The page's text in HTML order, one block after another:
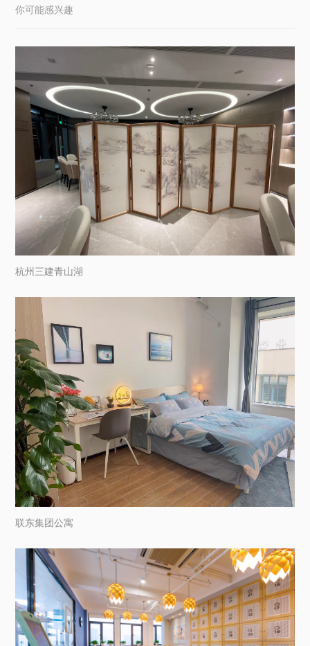
你可能感兴趣
杭州三建青山湖
联东集团公寓